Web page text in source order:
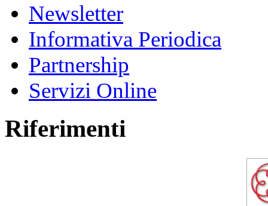
Newsletter
Informativa Periodica
Partnership
Servizi Online
Riferimenti